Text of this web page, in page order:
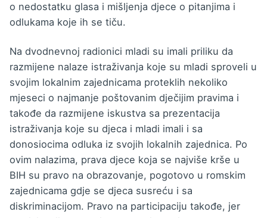
o nedostatku glasa i mišljenja djece o pitanjima i
odlukama koje ih se tiču.
Na dvodnevnoj radionici mladi su imali priliku da
razmijene nalaze istraživanja koje su mladi sproveli u
svojim lokalnim zajednicama proteklih nekoliko
mjeseci o najmanje poštovanim dječijim pravima i
takođe da razmijene iskustva sa prezentacija
istraživanja koje su djeca i mladi imali i sa
donosiocima odluka iz svojih lokalnih zajednica. Po
ovim nalazima, prava djece koja se najviše krše u
BIH su pravo na obrazovanje, pogotovo u romskim
zajednicama gdje se djeca susreću i sa
diskriminacijom. Pravo na participaciju takođe, jer